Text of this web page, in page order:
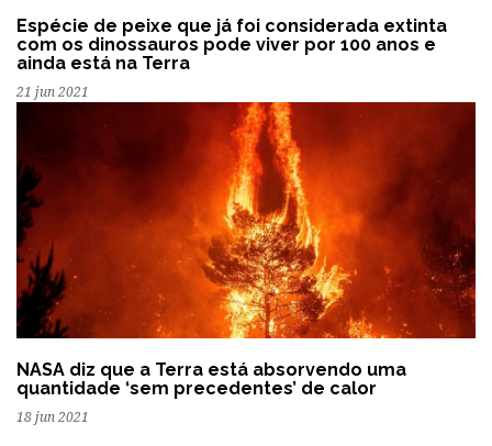
Espécie de peixe que já foi considerada extinta
com os dinossauros pode viver por 100 anos e
ainda está na Terra
21 jun 2021
NASA diz que a Terra está absorvendo uma
quantidade ‘sem precedentes’ de calor
18 jun 2021